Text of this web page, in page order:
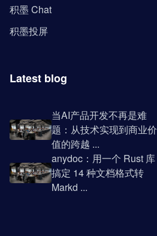
积墨 Chat
积墨投屏
Latest blog
当AI产品开发不再是难
题：从技术实现到商业价
值的跨越 ...
anydoc：用一个 Rust 库
搞定 14 种文档格式转
Markd ...